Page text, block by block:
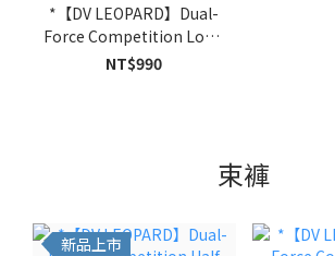
*【DV LEOPARD】Dual-
Force Competition Long
Sleeve Compression
NT$990
束褲
新品上市